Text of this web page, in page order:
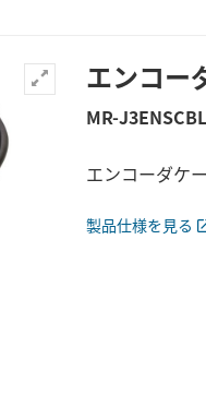
エンコー
MR-
エンコーダケ
製品仕様を見る